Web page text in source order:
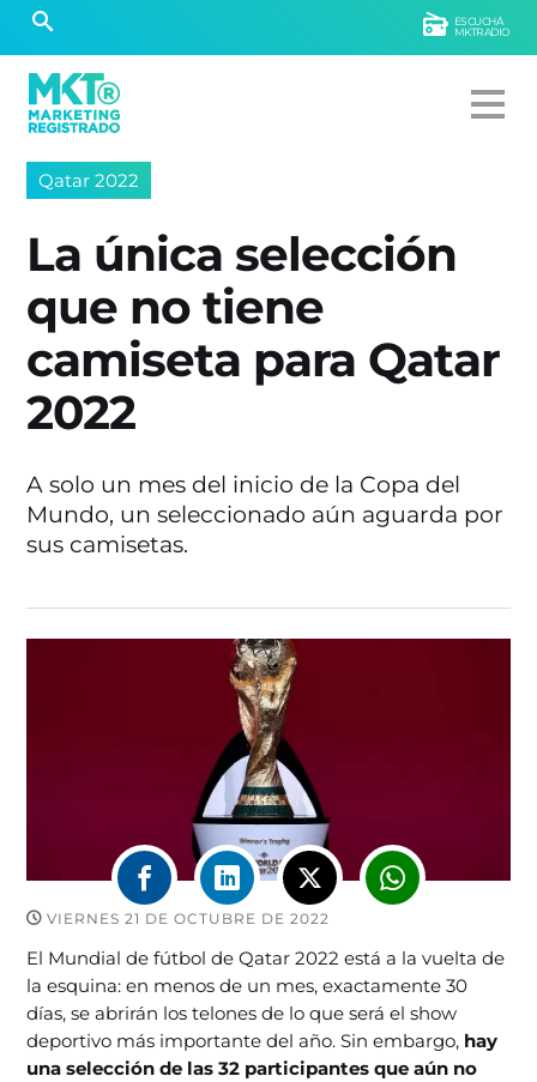
ESCUCHÁ
MKTRADIO
Qatar 2022
La única selección
que no tiene
camiseta para Qatar
2022
A solo un mes del inicio de la Copa del
Mundo, un seleccionado aún aguarda por
sus camisetas.
VIERNES 21 DE OCTUBRE DE 2022
El Mundial de fútbol de Qatar 2022 está a la vuelta de
la esquina: en menos de un mes, exactamente 30
días, se abrirán los telones de lo que será el show
deportivo más importante del año. Sin embargo, hay
una selección de las 32 participantes que aún no